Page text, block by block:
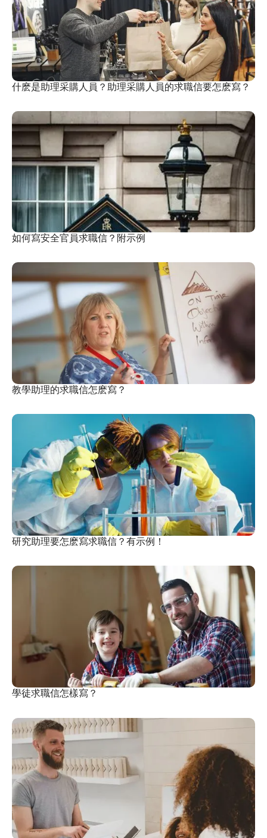
什麽是助理采購人員？助理采購人員的求職信要怎麽寫？
如何寫安全官員求職信？附示例
教學助理的求職信怎麽寫？
研究助理要怎麽寫求職信？有示例！
學徒求職信怎樣寫？